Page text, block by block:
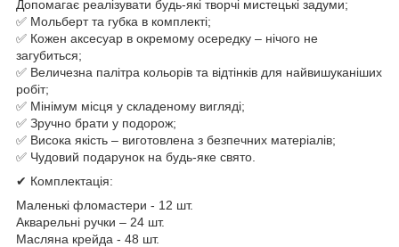
Допомагає реалізувати будь-які творчі мистецькі задуми;
✅ Мольберт та губка в комплекті;
✅ Кожен аксесуар в окремому осередку – нічого не
загубиться;
✅ Величезна палітра кольорів та відтінків для найвишуканіших
робіт;
✅ Мінімум місця у складеному вигляді;
✅ Зручно брати у подорож;
✅ Висока якість – виготовлена ​​з безпечних матеріалів;
✅ Чудовий подарунок на будь-яке свято.
✔ Комплектація:
Маленькі фломастери - 12 шт.
Акварельні ручки – 24 шт.
Масляна крейда - 48 шт.